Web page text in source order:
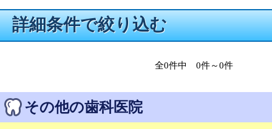
詳細条件で絞り込む
全0件中 0件～0件
その他の歯科医院